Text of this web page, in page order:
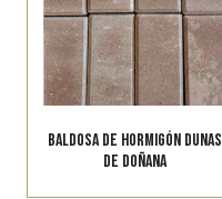
BALDOSA DE HORMIGÓN DUNAS
DE DOÑANA